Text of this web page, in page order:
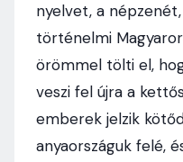
nyelvet, a
történelmi
örömmel tölti el,
veszi fel újra a
emberek jelzik
anyaországuk felé,